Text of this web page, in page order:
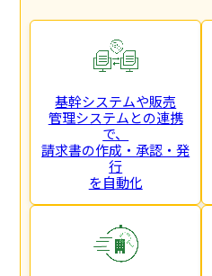
基幹システムや販売
管理システムとの連携
で、
請求書の作成・承認・発
行
を自動化